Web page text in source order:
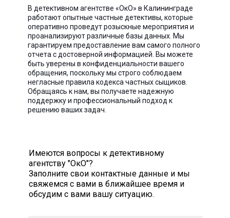
В детективном агентстве «ОкО» в Калининграде
работают опытные частные детективы, которые
оперативно проведут розыскные мероприятия и
проанализируют различные базы данных. Мы
гарантируем предоставление вам самого полного
отчета с достоверной информацией. Вы можете
быть уверены в конфиденциальности вашего
обращения, поскольку мы строго соблюдаем
негласные правила кодекса частных сыщиков.
Обращаясь к нам, вы получаете надежную
поддержку и профессиональный подход к
решению ваших задач.
Имеются вопросы к детективному
агентству "ОкО"?
Заполните свои контактные данные и мы
свяжемся с вами в ближайшее время и
обсудим с вами вашу ситуацию.